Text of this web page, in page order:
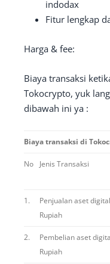
indodax
Fitur lengkap
Harga & fee:
Biaya transaksi
Tokocrypto, yuk
dibawah ini ya :
Biaya transaksi di
No Jenis Transaksi
1.
Penjualan aset
Rupiah
2.
Pembelian aset
Rupiah